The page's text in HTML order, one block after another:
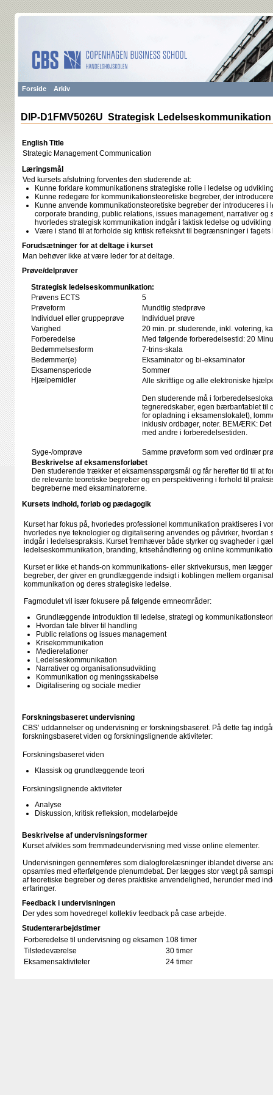
Forside Arkiv
DIP-D1FMV5026U Strategisk Ledelseskommunikation
English Title
Strategic Management Communication
Læringsmål
Ved kursets afslutning forventes den studerende at:
Kunne forklare kommunikationens strategiske rolle i ledelse og
Kunne redegøre for kommunikationsteoretiske begreber, der
Kunne anvende kommunikationsteoretiske begreber der introduceres i
corporate branding, public relations, issues management, narrativer og
hvorledes strategisk kommunikation indgår i faktisk ledelse og
Være i stand til at forholde sig kritisk refleksivt til begrænsninger i fagets
Forudsætninger for at deltage i kurset
Man behøver ikke at være leder for at deltage.
Prøve/delprøver
Strategisk ledelseskommunikation:
Prøvens ECTS
5
Prøveform
Mundtlig stedprøve
Individuel eller gruppeprøve
Individuel prøve
Varighed
20 min. pr. studerende, inkl. votering,
Forberedelse
Med følgende forberedelsestid: 20
Bedømmelsesform
7-trins-skala
Bedømmer(e)
Eksaminator og bi-eksaminator
Eksamensperiode
Sommer
Hjælpemidler
Alle skriftlige og alle elektroniske
Den studerende må i
tegneredskaber, egen bærbar/tablet til
for opladning i eksamenslokalet),
inklusiv ordbøger, noter. BEMÆRK:
med andre i forberedelsestiden.
Syge-/omprøve
Samme prøveform som ved ordinær
Beskrivelse af eksamensforløbet
Den studerende trækker et eksamensspørgsmål og får herefter tid til at
de relevante teoretiske begreber og en perspektivering i forhold til
begreberne med eksaminatorerne.
Kursets indhold, forløb og pædagogik
Kurset har fokus på, hvorledes professionel kommunikation praktiseres i
hvorledes nye teknologier og digitalisering anvendes og påvirker, hvordan
indgår i ledelsespraksis. Kurset fremhæver både styrker og svagheder i
ledelseskommunikation, branding, krisehåndtering og online
Kurset er ikke et hands-on kommunikations- eller skrivekursus, men
begreber, der giver en grundlæggende indsigt i koblingen mellem
kommunikation og deres strategiske ledelse.
Fagmodulet vil især fokusere på følgende emneområder:
Grundlæggende introduktion til ledelse, strategi og
Hvordan tale bliver til handling
Public relations og issues management
Krisekommunikation
Medierelationer
Ledelseskommunikation
Narrativer og organisationsudvikling
Kommunikation og meningsskabelse
Digitalisering og sociale medier
Forskningsbaseret undervisning
CBS’ uddannelser og undervisning er forskningsbaseret. På dette fag
forskningsbaseret viden og forskningslignende aktiviteter:
Forskningsbaseret viden
Klassisk og grundlæggende teori
Forskningslignende aktiviteter
Analyse
Diskussion, kritisk refleksion, modelarbejde
Beskrivelse af undervisningsformer
Kurset afvikles som fremmødeundervisning med visse online elementer.
Undervisningen gennemføres som dialogforelæsninger iblandet diverse
opsamles med efterfølgende plenumdebat. Der lægges stor vægt på
af teoretiske begreber og deres praktiske anvendelighed, herunder med
erfaringer.
Feedback i undervisningen
Der ydes som hovedregel kollektiv feedback på case arbejde.
Studenterarbejdstimer
Forberedelse til undervisning og eksamen 108 timer
Tilstedeværelse
30 timer
Eksamensaktiviteter
24 timer